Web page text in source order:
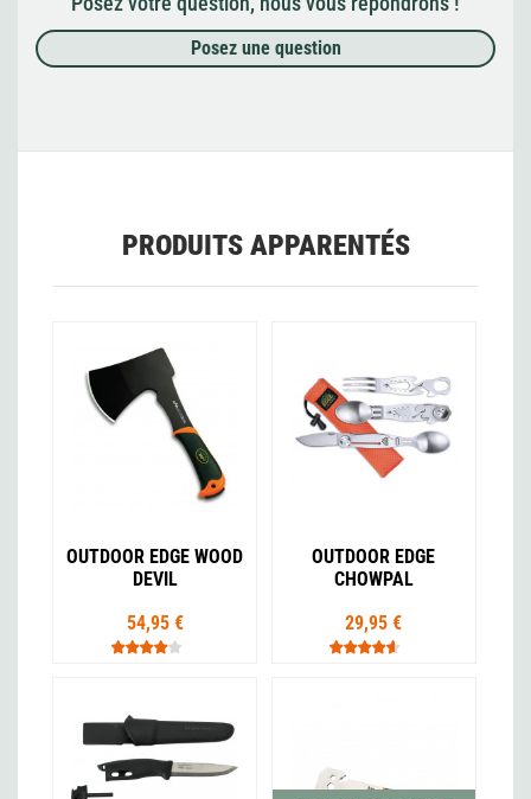
Posez une question
PRODUITS APPARENTÉS
OUTDOOR EDGE WOOD
DEVIL
54,95 €
OUTDOOR EDGE
CHOWPAL
29,95 €